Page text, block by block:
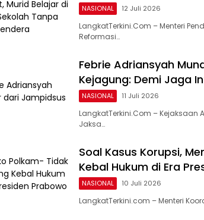
NASIONAL 12 Juli 2026
LangkatTerkini.Com – Menteri
Reformasi…
Febrie Adriansyah
Kejagung: Demi Jaga
NASIONAL 11 Juli 2026
LangkatTerkini.Com –
Jaksa…
Soal Kasus Korupsi,
Kebal Hukum di Era
NASIONAL 10 Juli 2026
LangkatTerkini.com – Menteri